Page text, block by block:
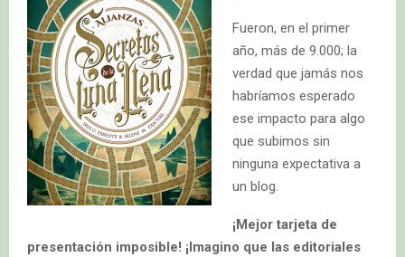
Fueron, en el primer
año, más de 9.000; la
verdad que jamás nos
habríamos esperado
ese impacto para algo
que subimos sin
ninguna expectativa a
un blog.
¡Mejor tarjeta de
presentación imposible! ¡Imagino que las editoriales